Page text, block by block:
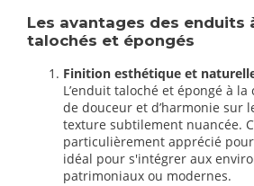
Les avantages des enduits
talochés et épongés
Finition esthétique et
L’enduit taloché et épongé à
de douceur et d’harmonie sur
texture subtilement nuancée.
particulièrement apprécié
idéal pour s'intégrer aux
patrimoniaux ou modernes.